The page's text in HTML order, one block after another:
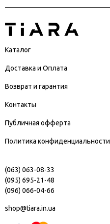
Каталог
Доставка и Оплата
Возврат и гарантия
Контакты
Публичная офферта
Политика конфиденциальности
(063) 063-08-33
(095) 695-21-48
(096) 066-04-66
shop@tiara.in.ua